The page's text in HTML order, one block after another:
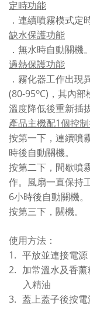
定時功能
．連續噴霧模式定
缺水保護功能
．無水時自動關機。
過熱保護功能
．霧化器工作出現
(80-95oC) ，其內
溫度降低後重新插
產品主機配1個控
按第一下，連續噴
時後自動關機。
按第二下，間歇噴
作。風扇一直保持
6小時後自動關機。
按第三下，關機。
使用方法：
1. 平放並連接電源
2.
加常溫水及香
入精油
3. 蓋上蓋子後按